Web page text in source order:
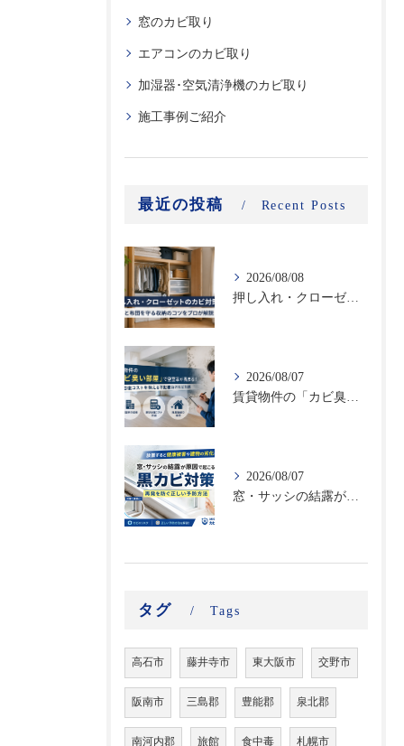
窓のカビ取り
エアコンのカビ取り
加湿器･空気清浄機のカビ取り
施工事例ご紹介
最近の投稿 Recent Posts
2026/08/08
押し入れ・クローゼットのカビ対策｜衣類と布団を守る収納のコツをプロが解説
2026/08/07
2026/08/07
タグ Tags
高石市 藤井寺市 東大阪市 交野市
阪南市 三島郡 豊能郡 泉北郡
南河内郡 旅館 食中毒 札幌市